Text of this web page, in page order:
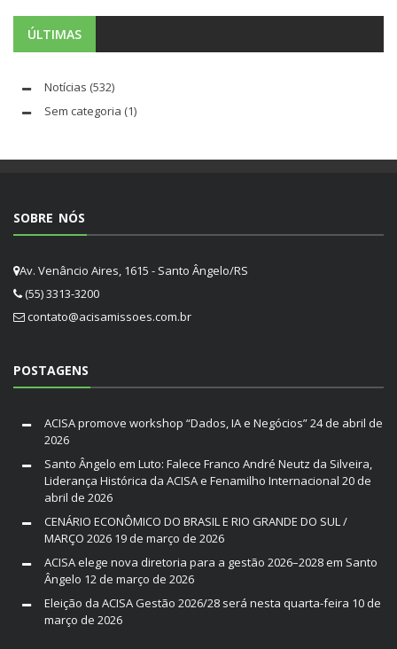
ÚLTIMAS
Notícias (532)
Sem categoria (1)
SOBRE NÓS
Av. Venâncio Aires, 1615 - Santo Ângelo/RS
(55) 3313-3200
contato@acisamissoes.com.br
POSTAGENS
ACISA promove workshop “Dados, IA e Negócios”24 de abril de
2026
Santo Ângelo em Luto: Falece Franco André Neutz da Silveira,
Liderança Histórica da ACISA e Fenamilho Internacional 20 de
abril de 2026
CENÁRIO ECONÔMICO DO BRASIL E RIO GRANDE DO SUL /
MARÇO 2026 19 de março de 2026
ACISA elege nova diretoria para a gestão 2026–2028 em Santo
Ângelo 12 de março de 2026
Eleição da ACISA Gestão 2026/28 será nesta quarta-feira 10 de
março de 2026